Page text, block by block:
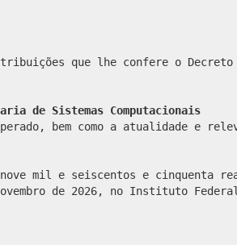
atribuições que lhe confere o
de Sistemas Computacionais
bem como a atualidade e
mil e seiscentos e cinquenta
de 2026, no Instituto